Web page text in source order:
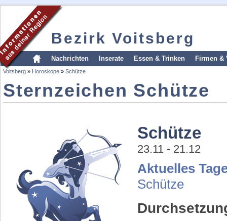
Bezirk Voitsberg
Nachrichten Inserate Essen & Trinken Firmen &
Voitsberg » Horoskope » Schütze
Sternzeichen Schütze
Schütze
23.11 - 21.12
Aktuelles
Schütze